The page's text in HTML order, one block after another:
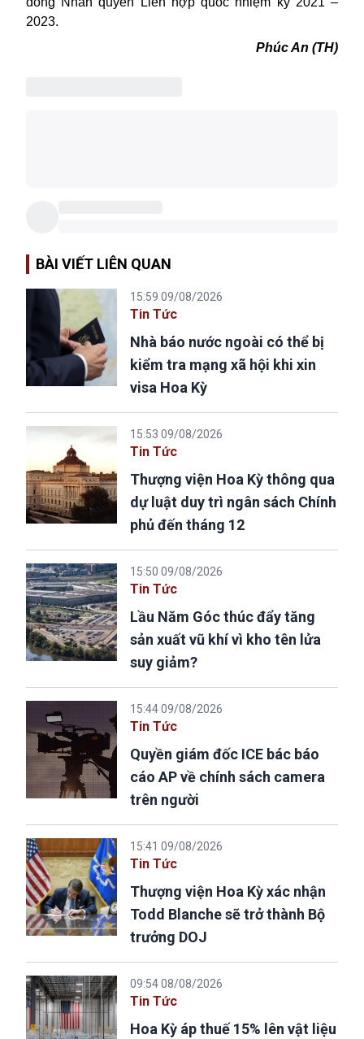
2023.
Phúc An (TH)
BÀI VIẾT LIÊN QUAN
15:59 09/08/2026
Tin Tức
Nhà báo nước ngoài có thể bị
kiểm tra mạng xã hội khi xin
visa Hoa Kỳ
15:53 09/08/2026
Tin Tức
Thượng viện Hoa Kỳ thông qua
dự luật duy trì ngân sách Chính
phủ đến tháng 12
15:50 09/08/2026
Tin Tức
Lầu Năm Góc thúc đẩy tăng
sản xuất vũ khí vì kho tên lửa
suy giảm?
15:44 09/08/2026
Tin Tức
Quyền giám đốc ICE bác báo
cáo AP về chính sách camera
trên người
15:41 09/08/2026
Tin Tức
Thượng viện Hoa Kỳ xác nhận
Todd Blanche sẽ trở thành Bộ
trưởng DOJ
09:54 08/08/2026
Tin Tức
Hoa Kỳ áp thuế 15% lên vật liệu